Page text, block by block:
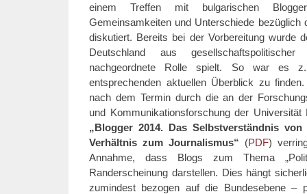
einem Treffen mit bulgarischen
Gemeinsamkeiten und Unterschiede bezüglich
diskutiert. Bereits bei der Vorbereitung wurde
Deutschland aus
nachgeordnete Rolle spielt. So war es
entsprechenden aktuellen Überblick zu
nach dem Termin durch die an der
und Kommunikationsforschung der
„Blogger 2014. Das Selbstverständnis
Verhältnis zum Journalismus“ (PDF)
Annahme, dass Blogs zum Thema
Randerscheinung darstellen. Dies hängt
zumindest bezogen auf die Bundesebene –